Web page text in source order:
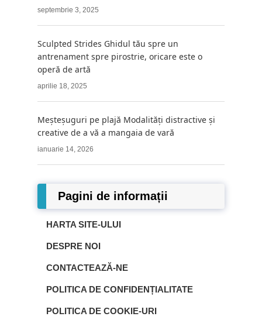
septembrie 3, 2025
Sculpted Strides Ghidul tău spre un
antrenament spre pirostrie, oricare este o
operă de artă
aprilie 18, 2025
Meșteșuguri pe plajă Modalități distractive și
creative de a vă a mangaia de vară
ianuarie 14, 2026
Pagini de informații
HARTA SITE-ULUI
DESPRE NOI
CONTACTEAZĂ-NE
POLITICA DE CONFIDENȚIALITATE
POLITICA DE COOKIE-URI